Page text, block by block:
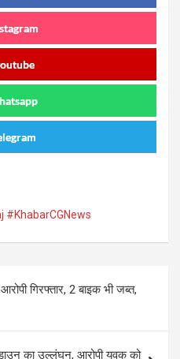
गिरफ्तार, 2 बाइक भी जब्त,
का उल्लंघन, आरोपी युवक को